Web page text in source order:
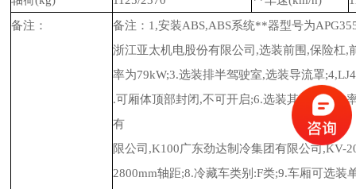
备注：
备注：1,安装ABS,ABS系统**器型号为
浙江亚太机电股份有限公司,选装前围,保险杠,
率为79kW;3.选装排半驾驶室,选装导流罩
.可厢体顶部封闭,不可开启;6.选装其他厂家功
有
限公司,K100广东劲达制冷集团有限公司,KV-
2800mm轴距;8.冷藏车类别:F类;9.车厢可选